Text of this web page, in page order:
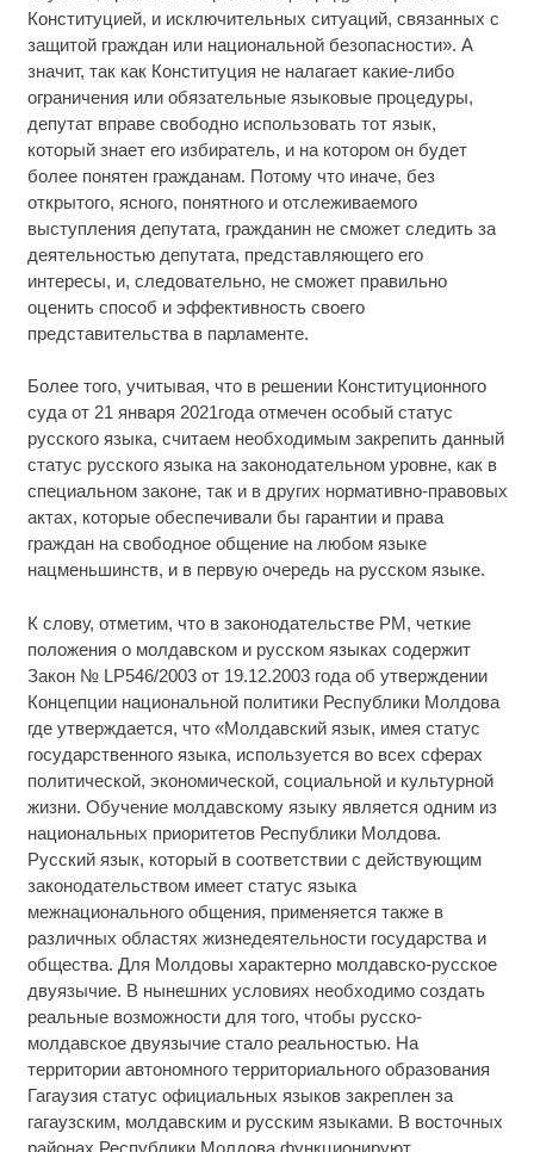
Конституцией, и исключительных ситуаций, связанных с
защитой граждан или национальной безопасности». А
значит, так как Конституция не налагает какие-либо
ограничения или обязательные языковые процедуры,
депутат вправе свободно использовать тот язык,
который знает его избиратель, и на котором он будет
более понятен гражданам. Потому что иначе, без
открытого, ясного, понятного и отслеживаемого
выступления депутата, гражданин не сможет следить за
деятельностью депутата, представляющего его
интересы, и, следовательно, не сможет правильно
оценить способ и эффективность своего
представительства в парламенте.
Более того, учитывая, что в решении Конституционного
суда от 21 января 2021года отмечен особый статус
русского языка, считаем необходимым закрепить данный
статус русского языка на законодательном уровне, как в
специальном законе, так и в других нормативно-правовых
актах, которые обеспечивали бы гарантии и права
граждан на свободное общение на любом языке
нацменьшинств, и в первую очередь на русском языке.
К слову, отметим, что в законодательстве РМ, четкие
положения о молдавском и русском языках содержит
Закон № LP546/2003 от 19.12.2003 года об утверждении
Концепции национальной политики Республики Молдова
где утверждается, что «Молдавский язык, имея статус
государственного языка, используется во всех сферах
политической, экономической, социальной и культурной
жизни. Обучение молдавскому языку является одним из
национальных приоритетов Республики Молдова.
Русский язык, который в соответствии с действующим
законодательством имеет статус языка
межнационального общения, применяется также в
различных областях жизнедеятельности государства и
общества. Для Молдовы характерно молдавско-русское
двуязычие. В нынешних условиях необходимо создать
реальные возможности для того, чтобы русско-
молдавское двуязычие стало реальностью. На
территории автономного территориального образования
Гагаузия статус официальных языков закреплен за
гагаузским, молдавским и русским языками. В восточных
районах Республики Молдова функционируют